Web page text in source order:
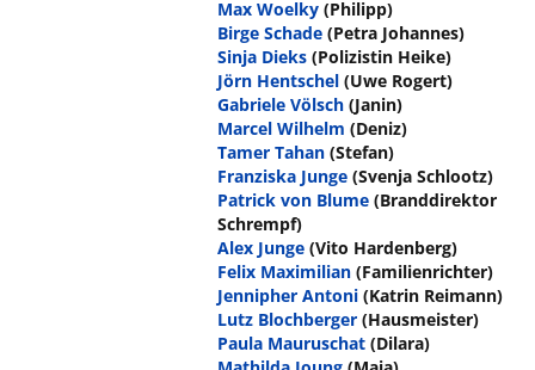
Max Woelky (Philipp)
Birge Schade (Petra Johannes)
Sinja Dieks (Polizistin Heike)
Jörn Hentschel (Uwe Rogert)
Gabriele Völsch (Janin)
Marcel Wilhelm (Deniz)
Tamer Tahan (Stefan)
Franziska Junge (Svenja Schlootz)
Patrick von Blume (Branddirektor
Schrempf)
Alex Junge (Vito Hardenberg)
Felix Maximilian (Familienrichter)
Jennipher Antoni (Katrin Reimann)
Lutz Blochberger (Hausmeister)
Paula Mauruschat (Dilara)